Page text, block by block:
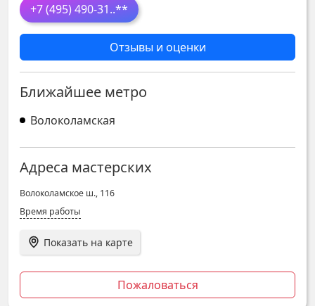
+7 (495) 490-31..**
Отзывы и оценки
Ближайшее метро
Волоколамская
Адреса мастерских
Волоколамское ш., 116
Время работы
Показать на карте
Пожаловаться